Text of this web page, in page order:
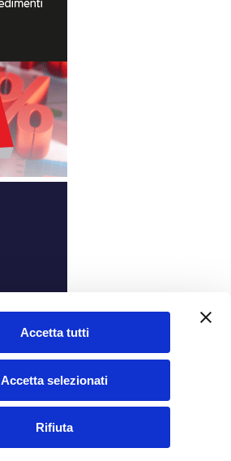
Accetta tutti
Accetta selezionati
Rifiuta